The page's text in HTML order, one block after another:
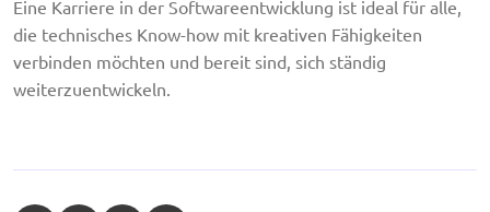
Eine Karriere in der Softwareentwicklung ist ideal für alle,
die technisches Know-how mit kreativen Fähigkeiten
verbinden möchten und bereit sind, sich ständig
weiterzuentwickeln.